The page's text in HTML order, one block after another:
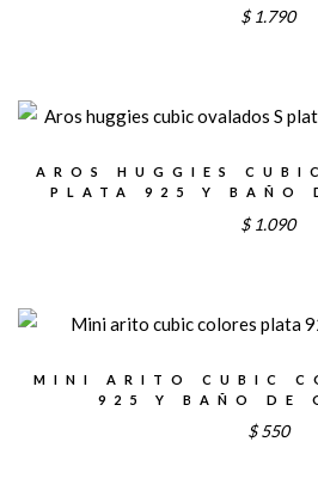
$ 1.790
AROS HUGGIES
PLATA 925 Y BAÑO
$ 1.090
MINI ARITO CUBIC
925 Y BAÑO DE
$ 550